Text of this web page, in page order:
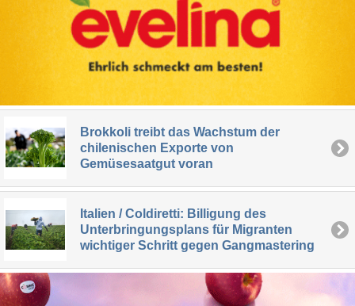
Brokkoli treibt das Wachstum der
chilenischen Exporte von
Gemüsesaatgut voran
Italien / Coldiretti: Billigung des
Unterbringungsplans für Migranten
wichtiger Schritt gegen Gangmastering